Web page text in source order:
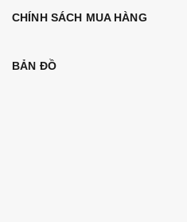
CHÍNH SÁCH MUA HÀNG
BẢN ĐỒ